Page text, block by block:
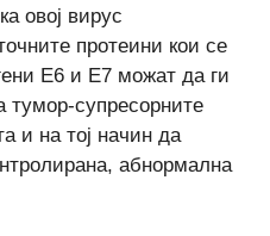
овој вирус
протеини кои се
Е6 и Е7 можат да ги
тумор-супресорните
и на тој начин да
абнормална